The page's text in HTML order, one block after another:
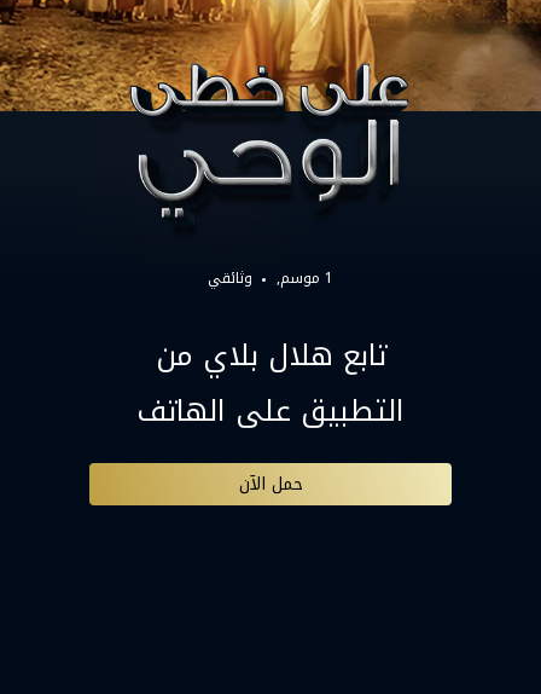
1 موسم, وثائقي
تابع هلال بلاي من
التطبيق على الهاتف
حمل الآن